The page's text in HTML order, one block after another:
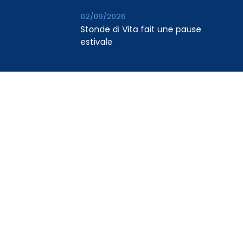
Stonde di Vita fait une pause
estivale
02/09/2026